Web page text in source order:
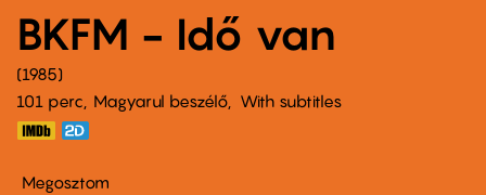
BKFM - Idő van
1985
101 perc,
Magyarul beszélő With subtitles
Megosztom